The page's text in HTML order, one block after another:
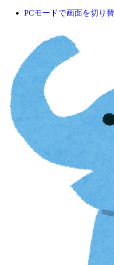
PCモードで画面を切り替